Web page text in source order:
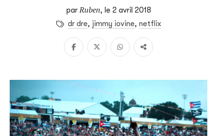
parRuben, le 2 avril 2018
dr dre, jimmy iovine, netflix